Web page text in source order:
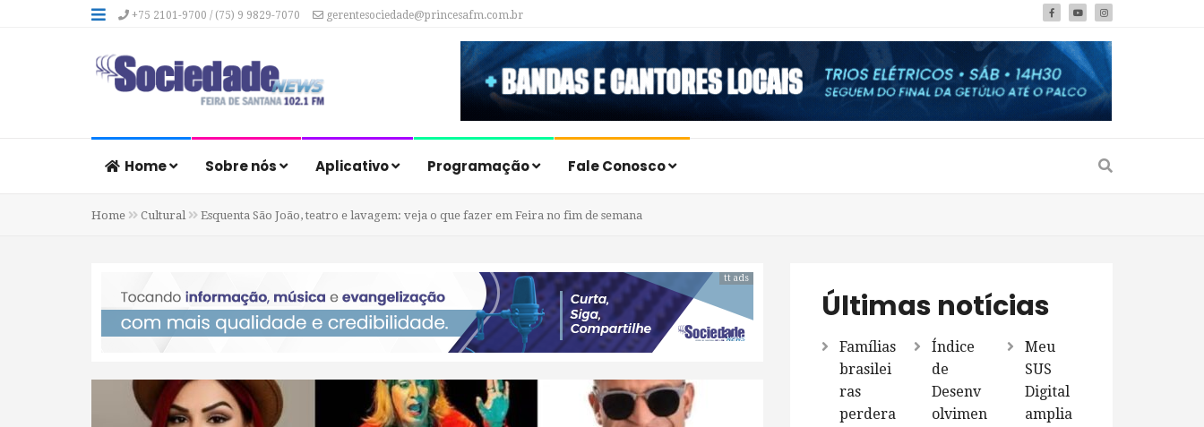
+75 2101-9700 / (75) 9 9829-7070 gerentesociedade@princesafm.com.br
Home Sobre nós Aplicativo Programação Fale Conosco
Home Cultural Esquenta São João, teatro e lavagem: veja o que fazer em Feira no fim de semana
tt ads
Últimas notícias
Famílias
brasilei
ras
perdera
Índice
de
Desenv
olvimen
Meu
SUS
Digital
amplia